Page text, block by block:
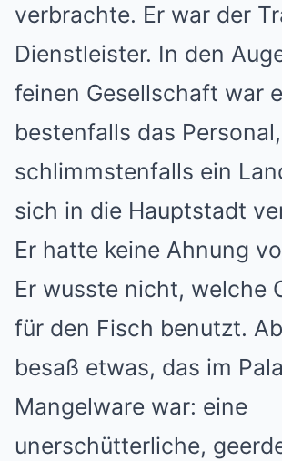
verbrachte. Er war der
Dienstleister. In den
feinen Gesellschaft war
bestenfalls das Personal,
schlimmstenfalls ein
sich in die Hauptstadt
Er hatte keine Ahnung
Er wusste nicht, welche
für den Fisch benutzt.
besaß etwas, das im
Mangelware war: eine
unerschütterliche,